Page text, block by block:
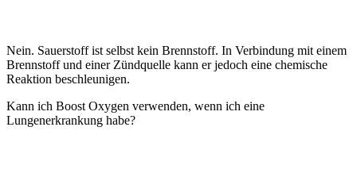
Nein. Sauerstoff ist selbst kein Brennstoff. In Verbindung mit einem
Brennstoff und einer Zündquelle kann er jedoch eine chemische
Reaktion beschleunigen.
Kann ich Boost Oxygen verwenden, wenn ich eine
Lungenerkrankung habe?